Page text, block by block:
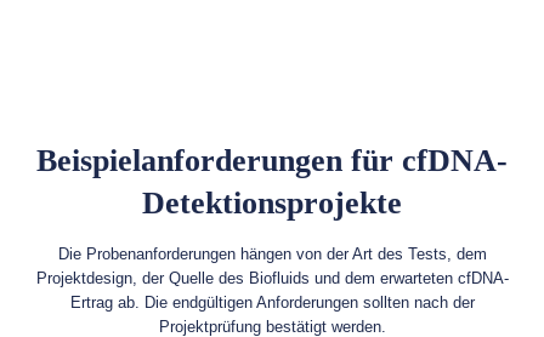
Beispielanforderungen für cfDNA-
Detektionsprojekte
Die Probenanforderungen hängen von der Art des Tests, dem
Projektdesign, der Quelle des Biofluids und dem erwarteten cfDNA-
Ertrag ab. Die endgültigen Anforderungen sollten nach der
Projektprüfung bestätigt werden.